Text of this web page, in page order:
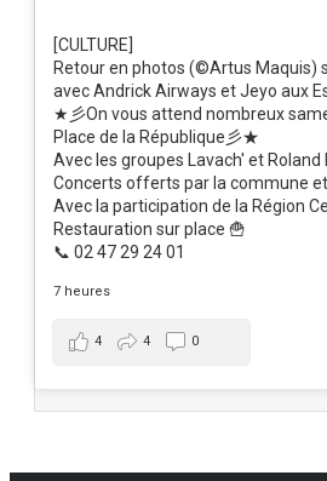
[CULTURE]
Retour en photos (©Artus Maquis)
avec Andrick Airways et Jeyo aux
★彡On vous attend nombreux
Place de la République彡★
Avec les groupes Lavach' et Roland
Concerts offerts par la commune
Avec la participation de la Région
Restauration sur place 🍟
📞 02 47 29 24 01
7 heures
4 4 0